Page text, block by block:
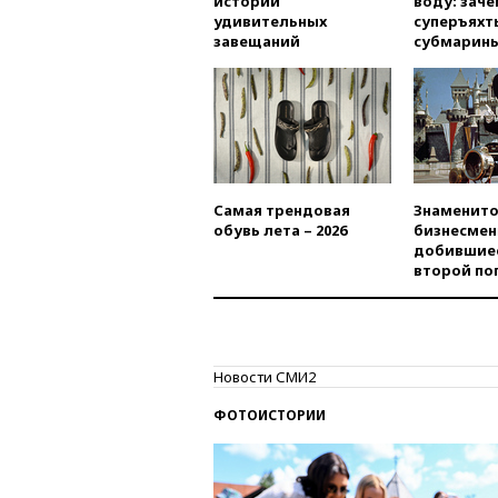
удивительных
завещаний
Самая трендовая
обувь лета – 2026
второй
Новости СМИ2
ФОТОИСТОРИИ